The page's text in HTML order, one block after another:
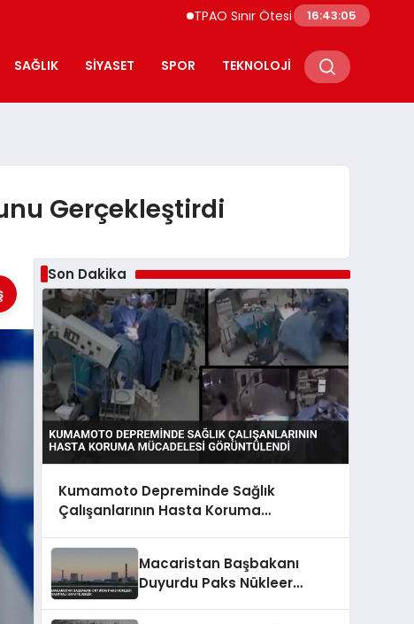
TPAO Sınır Ötesi Ortaklıklarını
16:43:06
SAĞLIK SIYASET SPOR TEKNOLOJI
Gerçekleştirdi
Son Dakika
Kumamoto Depreminde Sağlık
Çalışanlarının Hasta Koruma
Macaristan Başbakanı
Duyurdu Paks Nükleer